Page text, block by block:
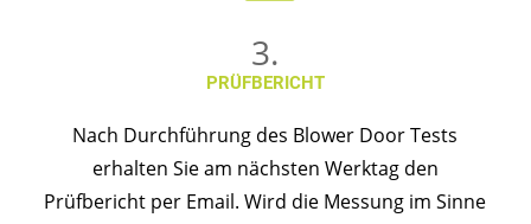
3.
PRÜFBERICHT
Nach Durchführung des Blower Door Tests
erhalten Sie am nächsten Werktag den
Prüfbericht per Email. Wird die Messung im Sinne